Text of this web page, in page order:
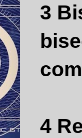
3
4